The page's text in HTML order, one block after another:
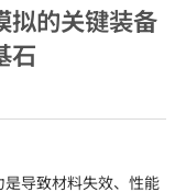
拟的关键装备
石
导致材料失效、性能